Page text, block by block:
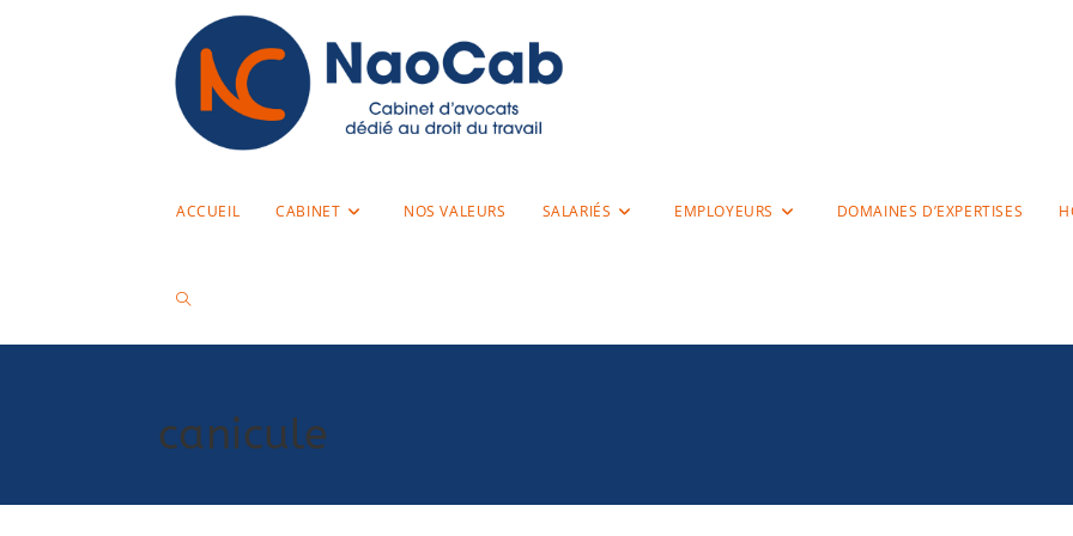
ACCUEIL CABINET NOS VALEURS SALARIÉS EMPLOYEURS DOMAINES D’EXPERTISES
canicule